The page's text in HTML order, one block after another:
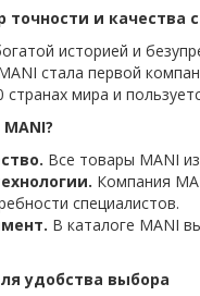
и качества
историей и
стала первой
мира и
Все товары MANI
Компания
специалистов.
В каталоге MANI
удобства выбора